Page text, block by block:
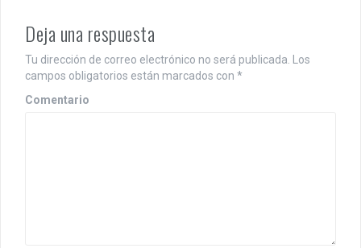
g
a
c
i
Deja una respuesta
Tu dirección de correo electrónico no será publicada. Los
campos obligatorios están marcados con *
Comentario